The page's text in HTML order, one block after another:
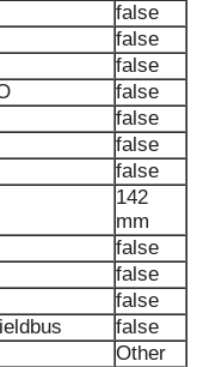
false
false
false
false
false
false
false
142
mm
false
false
false
false
Other